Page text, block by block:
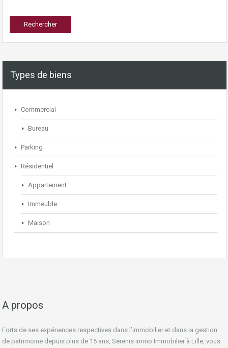
Types de biens
Commercial
Bureau
Parking
Résidentiel
Appartement
Immeuble
Maison
A propos
Forts de ses expériences respectives dans l’immobilier et dans la gestion
de patrimoine depuis plus de 15 ans, Serenis immo Immobilier à Lille, vous